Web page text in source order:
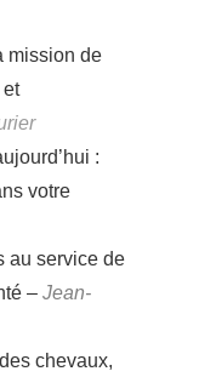
.
mission de
et
:
votre
au service de
– Jean-
chevaux,